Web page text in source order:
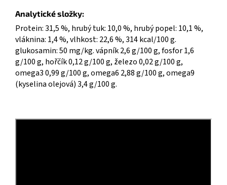
Analytické složky:
Protein: 31,5 %, hrubý tuk: 10,0 %, hrubý popel: 10,1 %,
vláknina: 1,4 %, vlhkost: 22,6 %, 314 kcal/100 g.
glukosamin: 50 mg/kg. vápník 2,6 g/100 g, fosfor 1,6
g/100 g, hořčík 0,12 g/100 g, železo 0,02 g/100 g,
omega3 0,99 g/100 g, omega6 2,88 g/100 g, omega9
(kyselina olejová) 3,4 g/100 g.